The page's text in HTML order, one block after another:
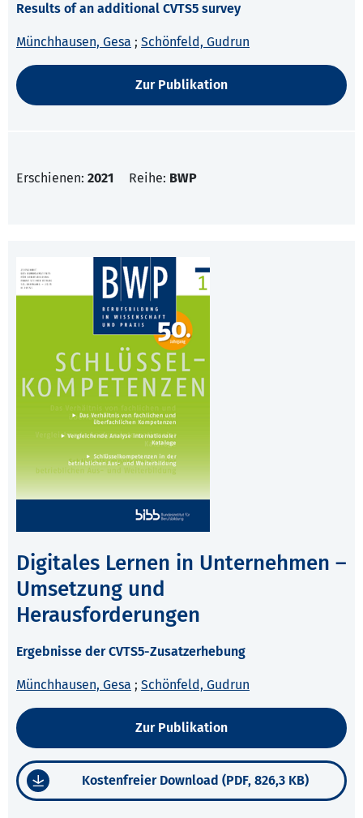
Results of an additional CVTS5 survey
Münchhausen, Gesa ; Schönfeld, Gudrun
Zur Publikation
Erschienen: 2021 Reihe: BWP
Digitales Lernen in Unternehmen –
Umsetzung und
Herausforderungen
Ergebnisse der CVTS5-Zusatzerhebung
Münchhausen, Gesa ; Schönfeld, Gudrun
Zur Publikation
Kostenfreier Download (PDF, 826,3 KB)